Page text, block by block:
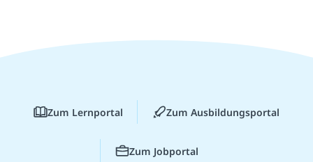
Zum Lernportal Zum Ausbildungsportal
Zum Jobportal